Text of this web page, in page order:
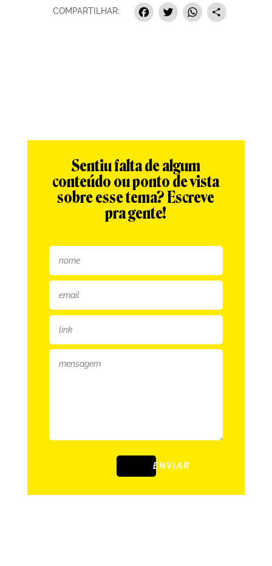
COMPARTILHAR: Facebook
Twitter
Sentiu falta de algum
conteúdo ou ponto de vista
sobre esse tema? Escreve
pra gente!
ENVIAR